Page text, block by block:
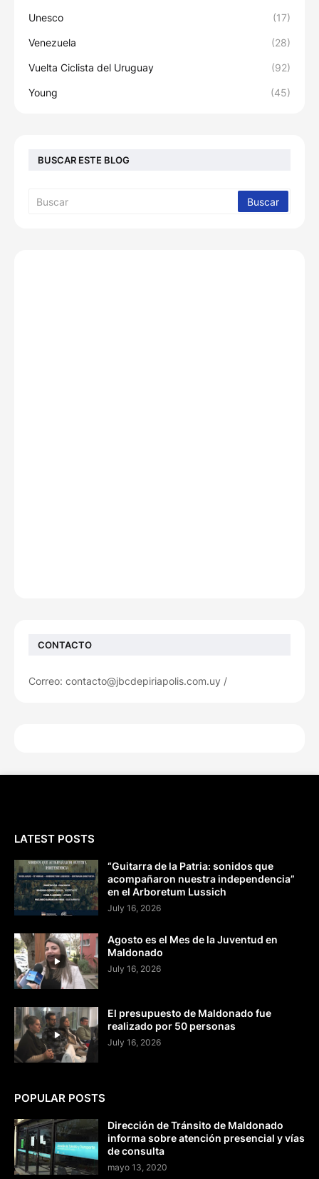
Unesco (17)
Venezuela (28)
Vuelta Ciclista del Uruguay (92)
Young (45)
BUSCAR ESTE BLOG
CONTACTO
Correo: contacto@jbcdepiriapolis.com.uy /
LATEST POSTS
“Guitarra de la Patria: sonidos que
acompañaron nuestra independencia”
en el Arboretum Lussich
July 16, 2026
Agosto es el Mes de la Juventud en
Maldonado
July 16, 2026
El presupuesto de Maldonado fue
realizado por 50 personas
July 16, 2026
POPULAR POSTS
Dirección de Tránsito de Maldonado
informa sobre atención presencial y vías
de consulta
mayo 13, 2020